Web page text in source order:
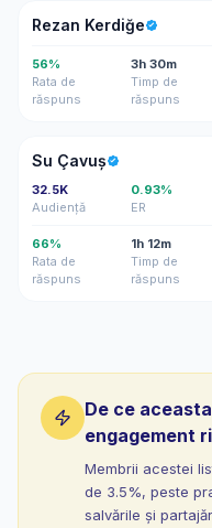
RK
Rezan Kerdiğe
56%
Rata de
răspuns
3h 30m
Timp de
răspuns
SÇ
Su Çavuş
32.5K
Audiență
0.93%
ER
66%
Rata de
răspuns
1h 12m
Timp de
răspuns
De ce
engagement
Membrii acestei
de 3.5%, peste
salvările și